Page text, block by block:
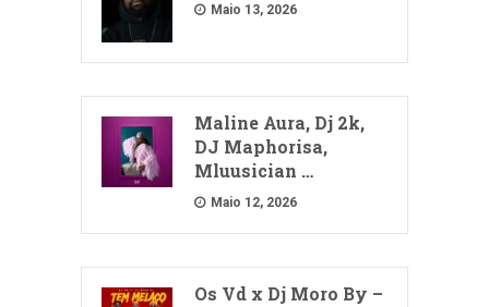
Maio 13, 2026
Maline Aura, Dj 2k,
DJ Maphorisa,
Mluusician …
Maio 12, 2026
Os Vd x Dj Moro By –